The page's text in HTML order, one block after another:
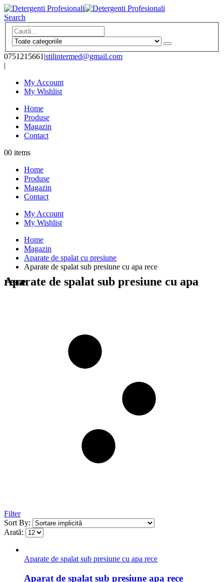
Search
0751215661 |stilintermed@gmail.com
|
My Account
My Wishlist
Home
Produse
Magazin
Contact
00 items
Home
Produse
Magazin
Contact
My Account
My Wishlist
Home
Magazin
Aparate de spalat cu presiune
Aparate de spalat sub presiune cu apa rece
Aparate de spalat sub presiune cu apa rece
Filter
Sort By:
Arată:
Aparate de spalat sub presiune cu apa rece
Aparat de spalat sub presiune apa rece